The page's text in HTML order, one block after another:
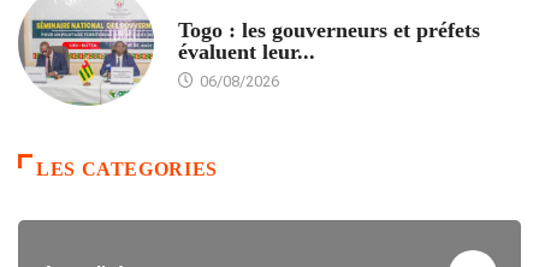
Togo : les gouverneurs et préfets
évaluent leur...
06/08/2026
LES CATEGORIES